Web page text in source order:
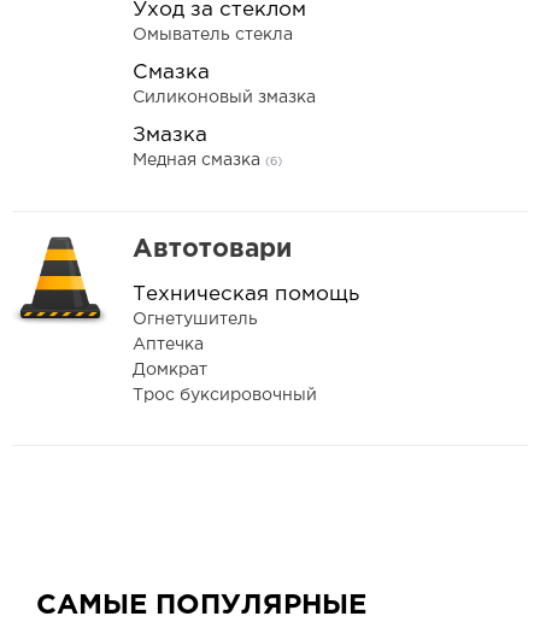
Уход за стеклом
Омыватель стекла
Смазка
Силиконовый змазка
Змазка
Медная смазка (6)
Автотовари
Техническая помощь
Огнетушитель
Аптечка
Домкрат
Трос буксировочный
САМЫЕ ПОПУЛЯРНЫЕ